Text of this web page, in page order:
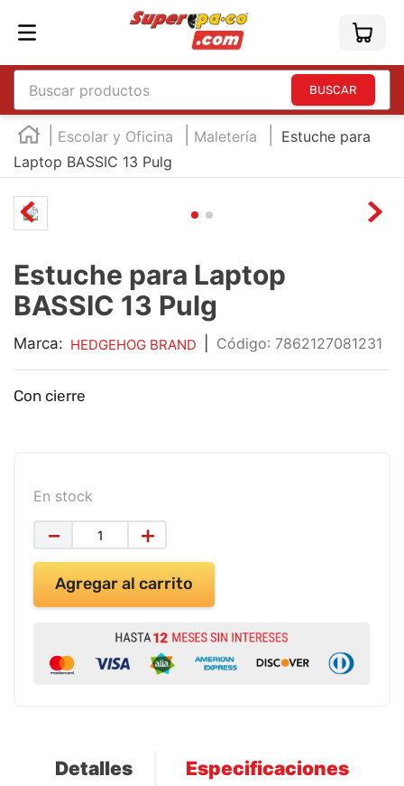
Buscar productos
Escolar y Oficina Maletería
Estuche para
Laptop BASSIC 13 Pulg
Estuche para Laptop
BASSIC 13 Pulg
Marca: HEDGEHOG BRAND : 7862127081231
Con cierre
En stock
＋
－
Agregar al carrito
Detalles Especificaciones
TÉRMINOS MÁS BUSCADOS
1.
england
3
5.
mouse
6.
audifonos
7.
marcadores